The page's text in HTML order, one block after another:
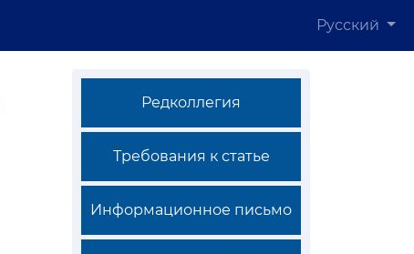
Русский
Редколлегия
Требования к статье
Информационное письмо